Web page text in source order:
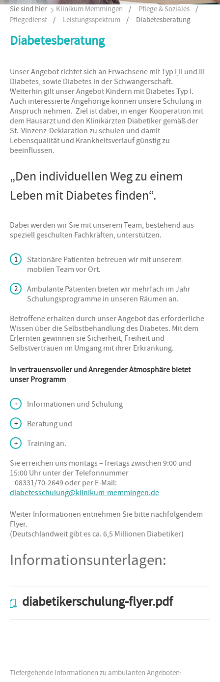
Sie sind hier Klinikum Memmingen / Pflege & Soziales /
Pflegedienst / Leistungsspektrum / Diabetesberatung
Diabetesberatung
Unser Angebot richtet sich an Erwachsene mit Typ I,II und III
Diabetes, sowie Diabetes in der Schwangerschaft.
Weiterhin gilt unser Angebot Kindern mit Diabetes Typ I.
Auch interessierte Angehörige können unsere Schulung in
Anspruch nehmen. Ziel ist dabei, in enger Kooperation mit
dem Hausarzt und den Klinikärzten Diabetiker gemäß der
St.-Vinzenz-Deklaration zu schulen und damit
Lebensqualität und Krankheitsverlauf günstig zu
beeinflussen.
„Den individuellen Weg zu einem
Leben mit Diabetes finden“.
Dabei werden wir Sie mit unserem Team, bestehend aus
speziell geschulten Fachkräften, unterstützen.
Stationäre Patienten betreuen wir mit unserem
mobilen Team vor Ort.
Ambulante Patienten bieten wir mehrfach im Jahr
Schulungsprogramme in unseren Räumen an.
Betroffene erhalten durch unser Angebot das erforderliche
Wissen über die Selbstbehandlung des Diabetes. Mit dem
Erlernten gewinnen sie Sicherheit, Freiheit und
Selbstvertrauen im Umgang mit ihrer Erkrankung.
In vertrauensvoller und Anregender Atmosphäre bietet
unser Programm
Informationen und Schulung
Beratung und
Training an.
Sie erreichen uns montags – freitags zwischen 9:00 und
15:00 Uhr unter der Telefonnummer
08331/70-2649 oder per E-Mail:
diabetesschulung@klinikum-memmingen.de
Weiter Informationen entnehmen Sie bitte nachfolgendem
Flyer.
(Deutschlandweit gibt es ca. 6,5 Millionen Diabetiker)
Informationsunterlagen:
diabetikerschulung-flyer.pdf
Tiefergehende Informationen zu ambulanten Angeboten: